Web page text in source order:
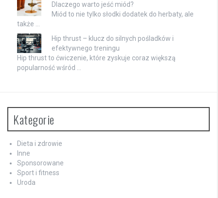
Dlaczego warto jeść miód?
Miód to nie tylko słodki dodatek do herbaty, ale
także …
Hip thrust – klucz do silnych pośladków i
efektywnego treningu
Hip thrust to ćwiczenie, które zyskuje coraz większą
popularność wśród …
Kategorie
Dieta i zdrowie
Inne
Sponsorowane
Sport i fitness
Uroda